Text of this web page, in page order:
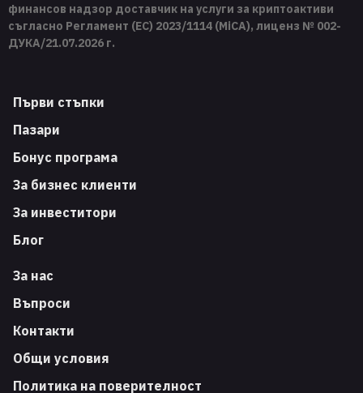
финансов надзор доставчик на услуги за криптоактиви
съгласно Регламент (ЕС) 2023/1114 (MiCA), лиценз № 002-
ДУКА/21.07.2026 г.
Първи стъпки
Пазари
Бонус програма
За бизнес клиенти
За инвеститори
Блог
За нас
Въпроси
Контакти
Общи условия
Политика на поверителност